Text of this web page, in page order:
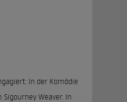
In der Komödie
Weaver. In